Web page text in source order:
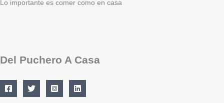
Lo importante es comer como en casa
Del Puchero A Casa